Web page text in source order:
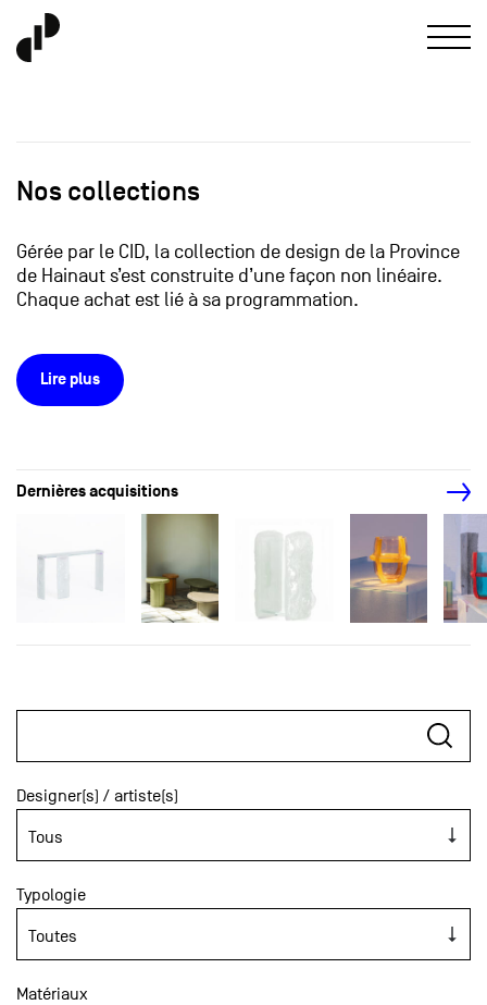
Nos collections
Gérée par le CID, la collection de design de la Province
de Hainaut s’est construite d’une façon non linéaire.
Chaque achat est lié à sa programmation.
Lire plus
Dernières acquisitions
Designer(s) / artiste(s)
Typologie
Matériaux